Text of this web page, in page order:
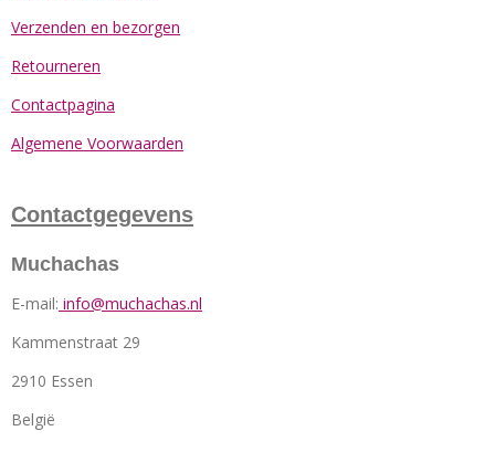
Verzenden en bezorgen
Retourneren
Contactpagina
Algemene Voorwaarden
Contactgegevens
Muchachas
E-mail: info@muchachas.nl
Kammenstraat 29
2910 Essen
België